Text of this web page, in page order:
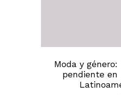
Moda y
pendiente en